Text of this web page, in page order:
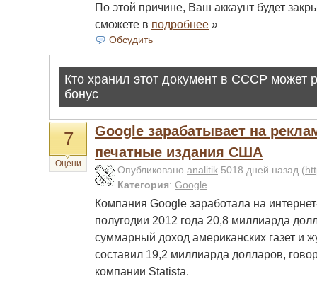
По этой причине, Ваш аккаунт будет
сможете в подробнее »
Обсудить
7
Оцени
Google зарабатывает на
печатные издания США
Опубликовано analitik 5018 дней назад (
Категория: Google
Компания Google заработала на
полугодии 2012 года 20,8 миллиарда
суммарный доход американских газет и
составил 19,2 миллиарда долларов,
компании Statista.